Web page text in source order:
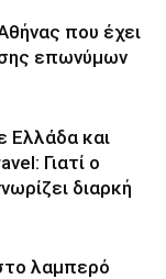
που έχει
επωνύμων
Ελλάδα και
Γιατί ο
διαρκή
λαμπερό